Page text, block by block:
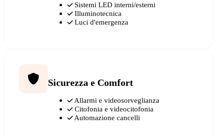
Sistemi LED interni/esterni
Illuminotecnica
Luci d'emergenza
Sicurezza e Comfort
Allarmi e videosorveglianza
Citofonia e videocitofonia
Automazione cancelli